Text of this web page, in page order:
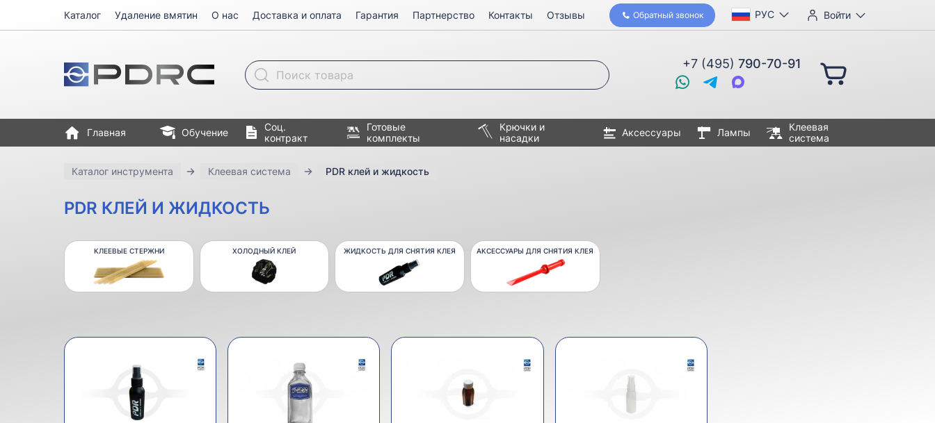
РУС Войти
Обратный звонок
+7 (495) 790-70-91
Поиск товара
Каталог Удаление вмятин О нас Доставка и оплата Гарантия Партнерство Контакты Отзывы
Главная Обучение
Соц.
контракт
Готовые
комплекты
Крючки и
насадки
Аксессуары Лампы
Клеевая
система
Каталог инструмента Клеевая система PDR клей и жидкость
PDR КЛЕЙ И ЖИДКОСТЬ
КЛЕЕВЫЕ СТЕРЖНИ ХОЛОДНЫЙ КЛЕЙ ЖИДКОСТЬ ДЛЯ СНЯТИЯ КЛЕЯ АКСЕССУАРЫ ДЛЯ СНЯТИЯ КЛЕЯ